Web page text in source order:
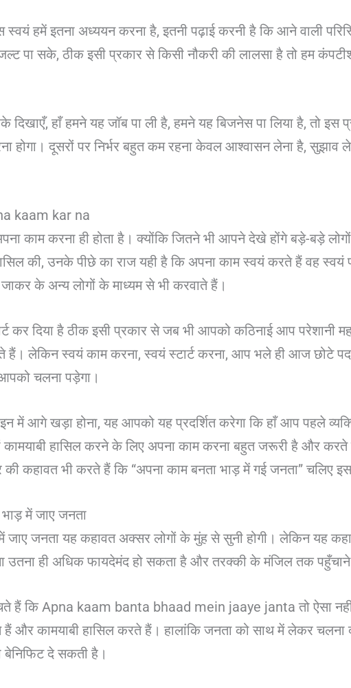
स्वयं हमें इतना अध्ययन करना है, इतनी पढ़ाई करनी है कि आने वाली
पा सके, ठीक इसी प्रकार से किसी नौकरी की लालसा है तो हम
हाँ हमने यह जॉब पा ली है, हमने यह बिजनेस पा लिया है, तो इस
होगा। दूसरों पर निर्भर बहुत कम रहना केवल आश्वासन लेना है, सुझाव
kaam kar na
काम करना ही होता है। क्योंकि जितने भी आपने देखे होंगे बड़े-बड़े
की, उनके पीछे का राज यही है कि अपना काम स्वयं करते हैं वह
जाकर के अन्य लोगों के माध्यम से भी करवाते हैं।
कर दिया है ठीक इसी प्रकार से जब भी आपको कठिनाई आप परेशानी
हैं। लेकिन स्वयं काम करना, स्वयं स्टार्ट करना, आप भले ही आज छोटे
चलना पड़ेगा।
में आगे खड़ा होना, यह आपको यह प्रदर्शित करेगा कि हाँ आप पहले
कामयाबी हासिल करने के लिए अपना काम करना बहुत जरूरी है और करते
कहावत भी करते हैं कि “अपना काम बनता भाड़ में गई जनता” चलिए
में जाए जनता
जाए जनता यह कहावत अक्सर लोगों के मुंह से सुनी होगी। लेकिन यह
उतना ही अधिक फायदेमंद हो सकता है और तरक्की के मंजिल तक
हैं कि Apna kaam banta bhaad mein jaaye janta तो ऐसा
हैं और कामयाबी हासिल करते हैं। हालांकि जनता को साथ में लेकर
दे सकती है।